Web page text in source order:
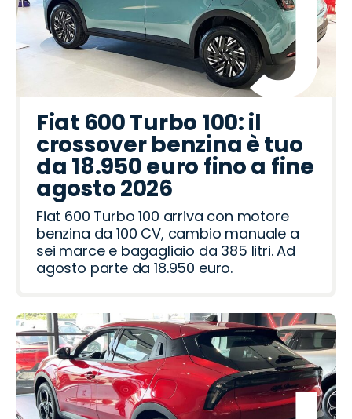
o
P
e
u
g
e
o
t
o
L
a
n
c
i
a
o
A
f
a
R
o
m
e
o
o
L
a
n
d
R
o
v
e
r
o
O
m
o
d
a
o
A
b
a
r
t
h
o
J
a
e
c
o
o
o
C
u
p
r
a
o
M
a
z
d
a
o
F
a
t
o
H
y
u
n
d
a
i
o
C
t
r
o
ë
n
o
J
e
e
p
o
O
p
e
l
o
S
e
a
t
Fiat 600 Turbo 100: il
crossover benzina è tuo
da 18.950 euro fino a fine
agosto 2026
Fiat 600 Turbo 100 arriva con motore
benzina da 100 CV, cambio manuale a
sei marce e bagagliaio da 385 litri. Ad
agosto parte da 18.950 euro.